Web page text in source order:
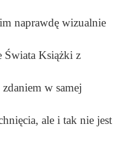
naprawdę wizualnie
Świata Książki z
w samej
ale i tak nie jest